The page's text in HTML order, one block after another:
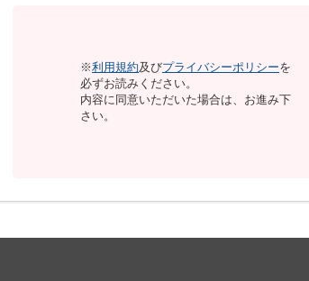
※利用規約及びプライバシーポリシーを
必ずお読みください。
内容に同意いただいた場合は、お進み下
さい。